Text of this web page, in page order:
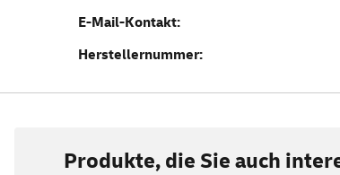
E-Mail-Kontakt:
Herstellernummer:
Produkte, die Sie auch